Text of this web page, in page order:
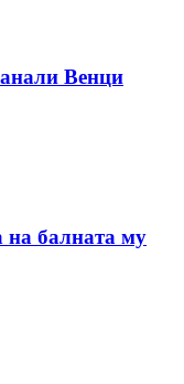
Венци
на балната му